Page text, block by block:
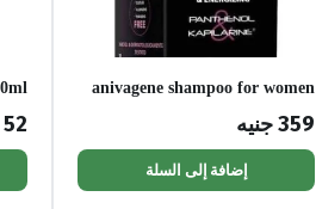
anivagene shampoo for women
359جنيه
إضافة إلى السلة
52